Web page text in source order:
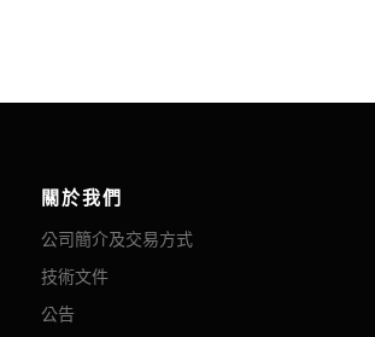
T
$
2
款
關於我們
公司簡介及交易方式
技術文件
公告